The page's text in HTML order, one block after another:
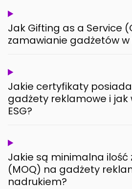
Jak Gifting as a Service
zamawianie gadżetów
Jakie certyfikaty
gadżety reklamowe i jak
ESG?
Jakie są minimalna ilość
(MOQ) na gadżety
nadrukiem?